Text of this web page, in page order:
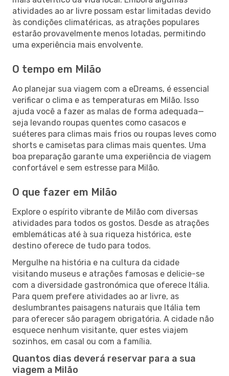
atividades ao ar livre possam estar limitadas devido
às condições climatéricas, as atrações populares
estarão provavelmente menos lotadas, permitindo
uma experiência mais envolvente.
O tempo em Milão
Ao planejar sua viagem com a eDreams, é essencial
verificar o clima e as temperaturas em Milão. Isso
ajuda você a fazer as malas de forma adequada—
seja levando roupas quentes como casacos e
suéteres para climas mais frios ou roupas leves como
shorts e camisetas para climas mais quentes. Uma
boa preparação garante uma experiência de viagem
confortável e sem estresse para Milão.
O que fazer em Milão
Explore o espírito vibrante de Milão com diversas
atividades para todos os gostos. Desde as atrações
emblemáticas até à sua riqueza histórica, este
destino oferece de tudo para todos.
Mergulhe na história e na cultura da cidade
visitando museus e atrações famosas e delicie-se
com a diversidade gastronómica que oferece Itália.
Para quem prefere atividades ao ar livre, as
deslumbrantes paisagens naturais que Itália tem
para oferecer são paragem obrigatória. A cidade não
esquece nenhum visitante, quer estes viajem
sozinhos, em casal ou com a família.
Quantos dias deverá reservar para a sua
viagem a Milão